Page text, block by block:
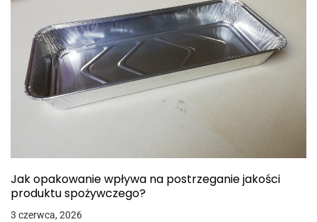
Jak opakowanie wpływa na postrzeganie jakości
produktu spożywczego?
3 czerwca, 2026